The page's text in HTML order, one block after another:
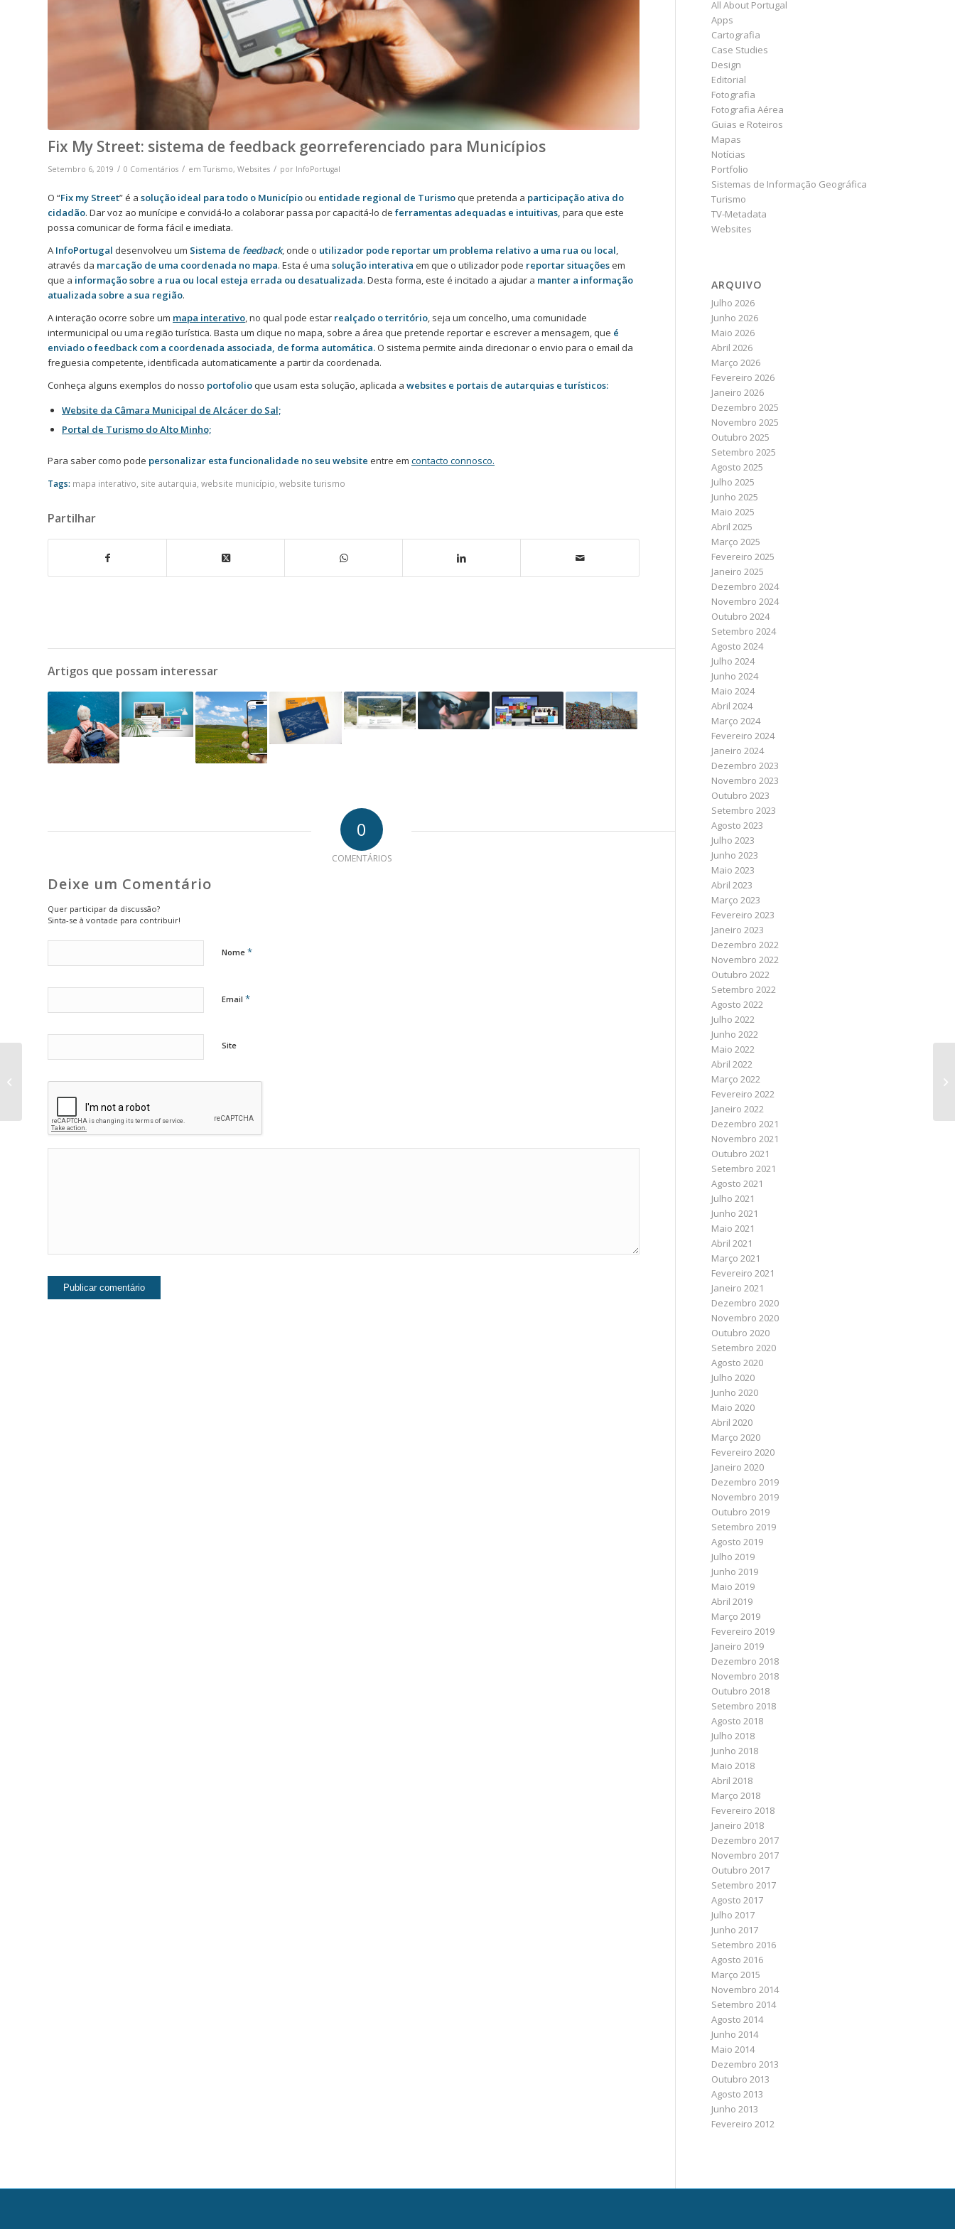
Fix My Street: sistema de feedback georreferenciado para Municípios
Setembro 6, 2019 / 0 Comentários / emTurismo, Websites / por InfoPortugal
O “Fix my Street” é a solução ideal para todo o Município ou entidade regional de Turismoque pretenda a participação ativa do
cidadão. Dar voz ao munícipe e convidá-lo a colaborar passa por capacitá-lo de ferramentas adequadas e intuitivas, para que este
possa comunicar de forma fácil e imediata.
A InfoPortugal desenvolveu um Sistema de feedback, onde o utilizador pode reportar um problema relativo a uma rua ou local,
através da marcação de uma coordenada no mapa. Esta é uma solução interativa em que o utilizador pode reportar situaçõesem
que a informação sobre a rua ou local esteja errada ou desatualizada. Desta forma, este é incitado a ajudar a manter a informação
atualizada sobre a sua região.
A interação ocorre sobre um mapa interativo, no qual pode estar realçado o território, seja um concelho, uma comunidade
intermunicipal ou uma região turística. Basta um clique no mapa, sobre a área que pretende reportar e escrever a mensagem, que é
enviado o feedback com a coordenada associada, de forma automática.O sistema permite ainda direcionar o envio para o email da
freguesia competente, identificada automaticamente a partir da coordenada.
Conheça alguns exemplos do nosso portofolioque usam esta solução, aplicada a websites e portais de autarquias e turísticos:
Website da Câmara Municipal de Alcácer do Sal;
Portal de Turismo do Alto Minho;
Para saber como pode personalizar esta funcionalidade no seu website entre em contacto connosco.
Tags: mapa interativo, site autarquia, website município, website turismo
Partilhar
Artigos que possam interessar
0
COMENTÁRIOS
Deixe um Comentário
Quer participar da discussão?
Sinta-se à vontade para contribuir!
Nome *
Email *
Site
All About Portugal
Apps
Cartografia
Case Studies
Design
Editorial
Fotografia
Fotografia Aérea
Guias e Roteiros
Mapas
Notícias
Portfolio
Sistemas de Informação Geográfica
Turismo
TV-Metadata
Websites
ARQUIVO
Julho 2026
Junho 2026
Maio 2026
Abril 2026
Março 2026
Fevereiro 2026
Janeiro 2026
Dezembro 2025
Novembro 2025
Outubro 2025
Setembro 2025
Agosto 2025
Julho 2025
Junho 2025
Maio 2025
Abril 2025
Março 2025
Fevereiro 2025
Janeiro 2025
Dezembro 2024
Novembro 2024
Outubro 2024
Setembro 2024
Agosto 2024
Julho 2024
Junho 2024
Maio 2024
Abril 2024
Março 2024
Fevereiro 2024
Janeiro 2024
Dezembro 2023
Novembro 2023
Outubro 2023
Setembro 2023
Agosto 2023
Julho 2023
Junho 2023
Maio 2023
Abril 2023
Março 2023
Fevereiro 2023
Janeiro 2023
Dezembro 2022
Novembro 2022
Outubro 2022
Setembro 2022
Agosto 2022
Julho 2022
Junho 2022
Maio 2022
Abril 2022
Março 2022
Fevereiro 2022
Janeiro 2022
Dezembro 2021
Novembro 2021
Outubro 2021
Setembro 2021
Agosto 2021
Julho 2021
Junho 2021
Maio 2021
Abril 2021
Março 2021
Fevereiro 2021
Janeiro 2021
Dezembro 2020
Novembro 2020
Outubro 2020
Setembro 2020
Agosto 2020
Julho 2020
Junho 2020
Maio 2020
Abril 2020
Março 2020
Fevereiro 2020
Janeiro 2020
Dezembro 2019
Novembro 2019
Outubro 2019
Setembro 2019
Agosto 2019
Julho 2019
Junho 2019
Maio 2019
Abril 2019
Março 2019
Fevereiro 2019
Janeiro 2019
Dezembro 2018
Novembro 2018
Outubro 2018
Setembro 2018
Agosto 2018
Julho 2018
Junho 2018
Maio 2018
Abril 2018
Março 2018
Fevereiro 2018
Janeiro 2018
Dezembro 2017
Novembro 2017
Outubro 2017
Setembro 2017
Agosto 2017
Julho 2017
Junho 2017
Setembro 2016
Agosto 2016
Março 2015
Novembro 2014
Setembro 2014
Agosto 2014
Junho 2014
Maio 2014
Dezembro 2013
Outubro 2013
Agosto 2013
Junho 2013
Fevereiro 2012
Ortofotomapas: 7
da superfície...